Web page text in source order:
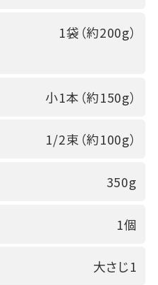
1袋（約200g）
小1本（約150g）
1/2束（約100g）
350g
1個
大さじ1